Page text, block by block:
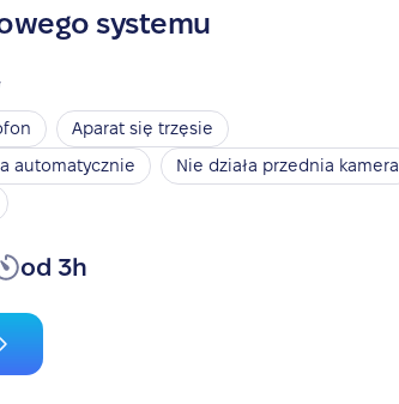
systemu
Aparat się trzęsie
automatycznie
Nie działa przednia kamera
od 3h